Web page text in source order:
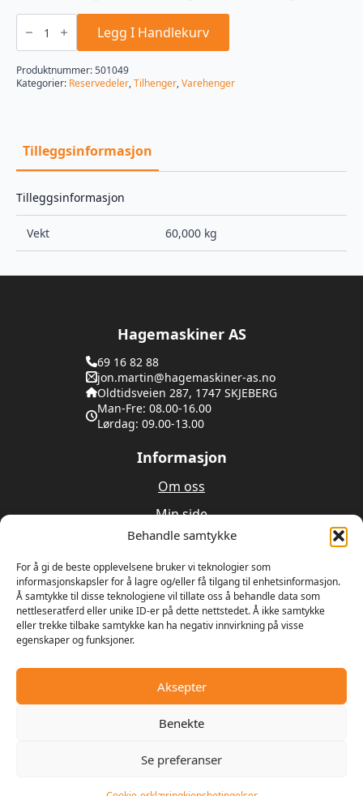
Behandle samtykke
For å gi de beste opplevelsene bruker vi teknologier som
informasjonskapsler for å lagre og/eller få tilgang til enhetsinformasjon.
Å samtykke til disse teknologiene vil tillate oss å behandle data som
nettleseratferd eller unike ID-er på dette nettstedet. Å ikke samtykke
eller trekke tilbake samtykke kan ha negativ innvirkning på visse
egenskaper og funksjoner.
Aksepter
Benekte
Se preferanser
Bunnplate
kryssfiner
CS350
3500x1500x12mm
antall
Legg I Handlekurv
Produktnummer:501049
Kategorier: Reservedeler,Tilhenger,Varehenger
Tilleggsinformasjon
Tilleggsinformasjon
Vekt 60,000 kg
Hagemaskiner AS
69 16 82 88
jon.martin@hagemaskiner-as.no
Oldtidsveien 287, 1747 SKJEBERG
Man-Fre: 08.00-16.00
Lørdag: 09.00-13.00
Informasjon
Om oss
Min side
Utleie
Verksted
Om oss
Våren 1989 bestemte Ulrik Olseng og Dagfinn
av motorsager og gressklippere. Bedriften fikk
navnet Hagemaskiner AS, og lokalene var den gamle
© 2025 - Digipos AS